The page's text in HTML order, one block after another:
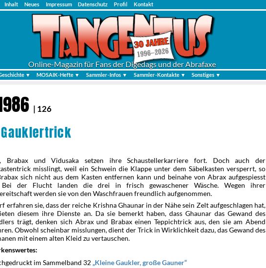
Inhalt Neues Impressum Datenschutz Profil Kontakt
Online-Magazin für Fans der Digedags und der Abrafaxe
▼ MOSAIK-Hefte ▼ Sammler-Infos ▼ Sammler-Kontakte ▼ Sonstiges ▼
| 126
Brabax und Vidusaka setzen ihre Schaustellerkarriere fort. Doch auch der
misslingt, weil ein Schwein die Klappe unter dem Säbelkasten versperrt, so
sich nicht aus dem Kasten entfernen kann und beinahe von Abrax aufgespiesst
der Flucht landen die drei in frisch gewaschener Wäsche. Wegen ihrer
werden sie von den Waschfrauen freundlich aufgenommen.
erfahren sie, dass der reiche Krishna Ghaunar in der Nähe sein Zelt aufgeschlagen hat,
diesem ihre Dienste an. Da sie bemerkt haben, dass Ghaunar das Gewand des
trägt, denken sich Abrax und Brabax einen Teppichtrick aus, den sie am Abend
Obwohl scheinbar misslungen, dient der Trick in Wirklichkeit dazu, das Gewand des
mit einem alten Kleid zu vertauschen.
im Sammelband 32 Kleine Gaukler, große Gauner